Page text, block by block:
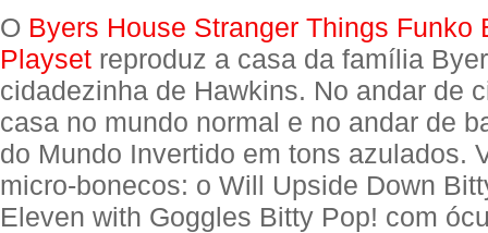
O Byers House Stranger Things Funko
Playset reproduz a casa da família
cidadezinha de Hawkins. No andar de
casa no mundo normal e no andar de
do Mundo Invertido em tons azulados.
micro-bonecos: o Will Upside Down
Eleven with Goggles Bitty Pop! com